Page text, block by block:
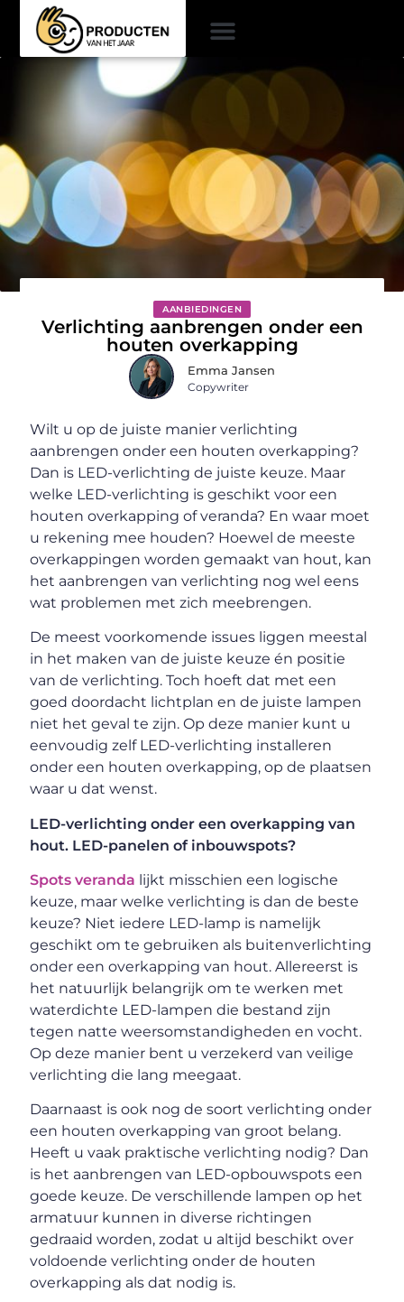
AANBIEDINGEN
Verlichting aanbrengen onder een
houten overkapping
Emma Jansen
Copywriter
Wilt u op de juiste manier verlichting
aanbrengen onder een houten overkapping?
Dan is LED-verlichting de juiste keuze. Maar
welke LED-verlichting is geschikt voor een
houten overkapping of veranda? En waar moet
u rekening mee houden? Hoewel de meeste
overkappingen worden gemaakt van hout, kan
het aanbrengen van verlichting nog wel eens
wat problemen met zich meebrengen.
De meest voorkomende issues liggen meestal
in het maken van de juiste keuze én positie
van de verlichting. Toch hoeft dat met een
goed doordacht lichtplan en de juiste lampen
niet het geval te zijn. Op deze manier kunt u
eenvoudig zelf LED-verlichting installeren
onder een houten overkapping, op de plaatsen
waar u dat wenst.
LED-verlichting onder een overkapping van
hout. LED-panelen of inbouwspots?
Spots veranda lijkt misschien een logische
keuze, maar welke verlichting is dan de beste
keuze? Niet iedere LED-lamp is namelijk
geschikt om te gebruiken als buitenverlichting
onder een overkapping van hout. Allereerst is
het natuurlijk belangrijk om te werken met
waterdichte LED-lampen die bestand zijn
tegen natte weersomstandigheden en vocht.
Op deze manier bent u verzekerd van veilige
verlichting die lang meegaat.
Daarnaast is ook nog de soort verlichting onder
een houten overkapping van groot belang.
Heeft u vaak praktische verlichting nodig? Dan
is het aanbrengen van LED-opbouwspots een
goede keuze. De verschillende lampen op het
armatuur kunnen in diverse richtingen
gedraaid worden, zodat u altijd beschikt over
voldoende verlichting onder de houten
overkapping als dat nodig is.